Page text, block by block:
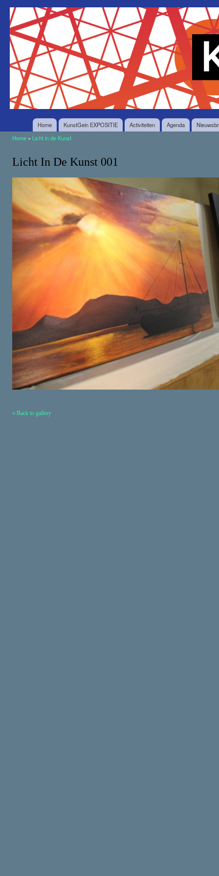
Stichting
KunstGein
Home KunstGein EXPOSITIE Activiteiten Agenda
Home » Licht in de Kunst
Licht In De Kunst 001
« Back to gallery